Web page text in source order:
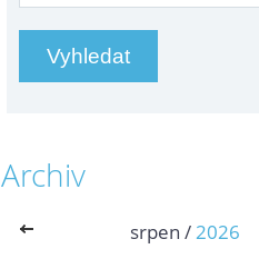
Archiv
<< srpen /2026